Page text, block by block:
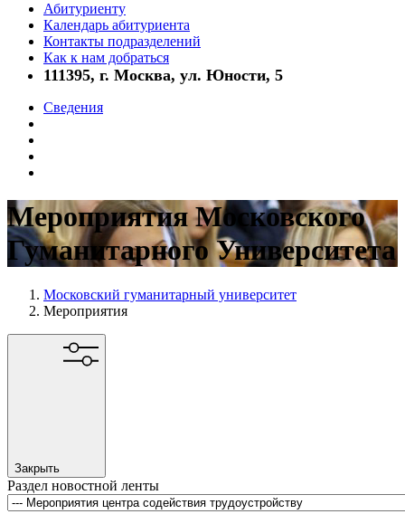
Абитуриенту
Календарь абитуриента
Контакты подразделений
Как к нам добраться
111395, г. Москва, ул. Юности, 5
Сведения
Мероприятия Московского
Гуманитарного Университета
Московский гуманитарный университет
Мероприятия
Закрыть
Раздел новостной ленты